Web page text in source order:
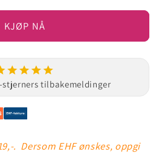
KJØP NÅ
stjerners tilbakemeldinger
. Dersom EHF ønskes, oppgi